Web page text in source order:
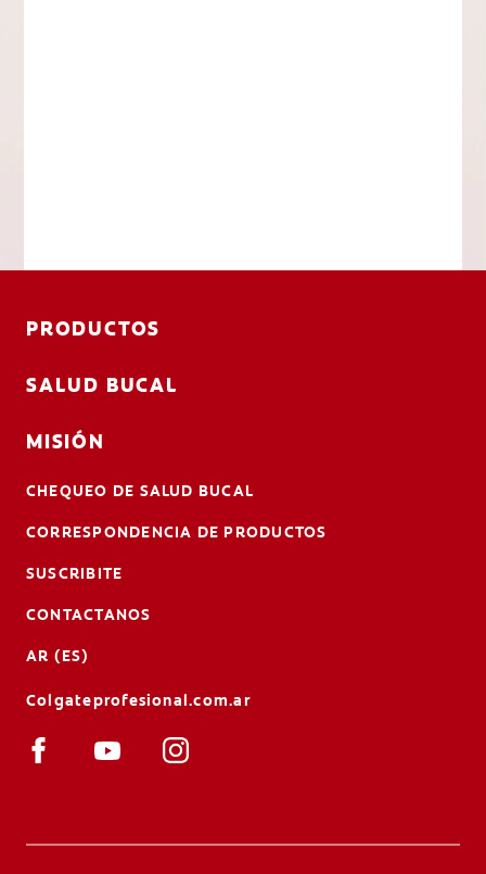
PRODUCTOS
SALUD BUCAL
MISIÓN
CHEQUEO DE SALUD BUCAL
CORRESPONDENCIA DE PRODUCTOS
SUSCRIBITE
CONTACTANOS
AR (ES)
Colgateprofesional.com.ar